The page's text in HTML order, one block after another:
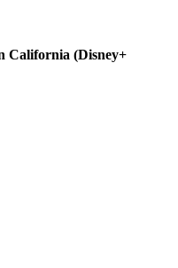
California (Disney+